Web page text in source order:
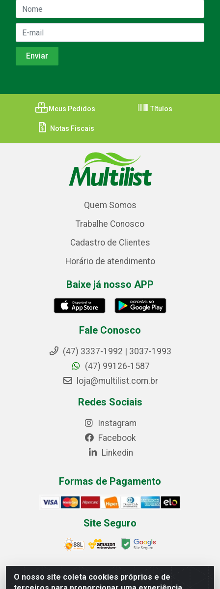
O nosso site coleta cookies próprios e de
Meus Pedidos Títulos
Notas Fiscais
Quem Somos
Trabalhe Conosco
Cadastro de Clientes
Horário de atendimento
Baixe já nosso APP
Fale Conosco
(47) 3337-1992 | 3037-1993
(47) 99126-1587
loja@multilist.com.br
Redes Sociais
Instagram
Facebook
Linkedin
Formas de Pagamento
Site Seguro
Multilist Distribuidora de Cosméticos LTDA - Rua